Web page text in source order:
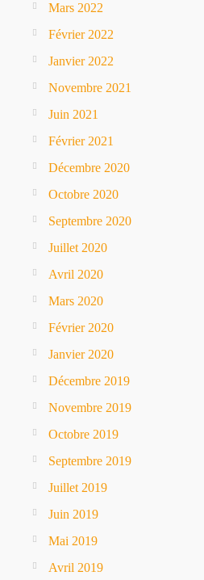
Mars 2022
Février 2022
Janvier 2022
Novembre 2021
Juin 2021
Février 2021
Décembre 2020
Octobre 2020
Septembre 2020
Juillet 2020
Avril 2020
Mars 2020
Février 2020
Janvier 2020
Décembre 2019
Novembre 2019
Octobre 2019
Septembre 2019
Juillet 2019
Juin 2019
Mai 2019
Avril 2019